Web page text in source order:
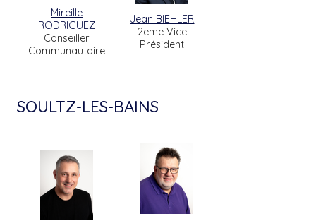
Mireille
RODRIGUEZ
Conseiller
Communautaire
Jean BIEHLER
2eme Vice
Président
SOULTZ-LES-BAINS